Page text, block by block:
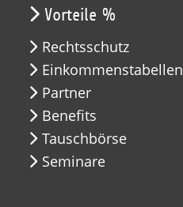
Vorteile %
Rechtsschutz
Einkommenstabellen
Partner
Benefits
Tauschbörse
Seminare